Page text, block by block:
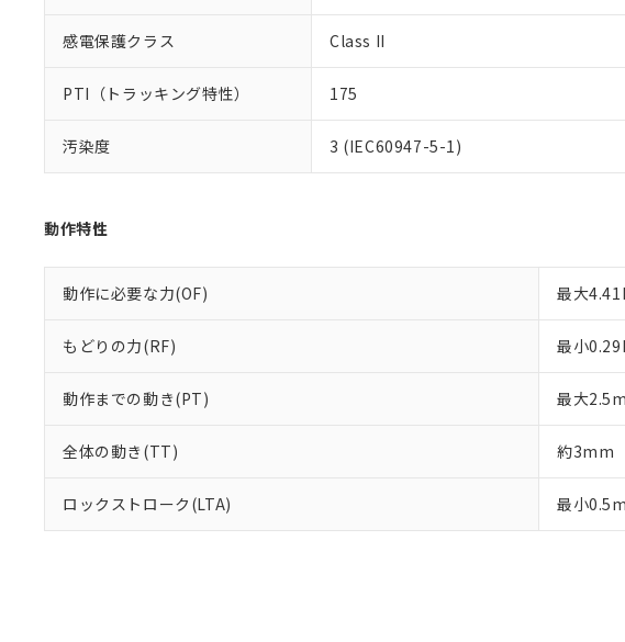
感電保護クラス Class II
PTI（トラッキング特性） 175
汚染度 3 (IEC60947-5-1)
動作特性
動作に必要な力(OF) 最大
もどりの力(RF) 最小
動作までの動き(PT) 最大
全体の動き(TT) 約3mm
ロックストローク(LTA) 最小
いる法人を指します。
EU RoHS指令（10物質）の非含有証
51物質の非含有証明書（当社基準）
※本証明書は発行日時点で非含有を
また、RoHS指令のフタル酸エステ
り割愛しております。